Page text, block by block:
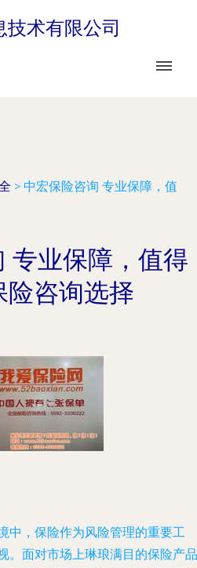
术有限公司
> 中宏保险咨询 专业保障，值
专业保障，值得
险咨询选择
中，保险作为风险管理的重要工
。面对市场上琳琅满目的保险产品